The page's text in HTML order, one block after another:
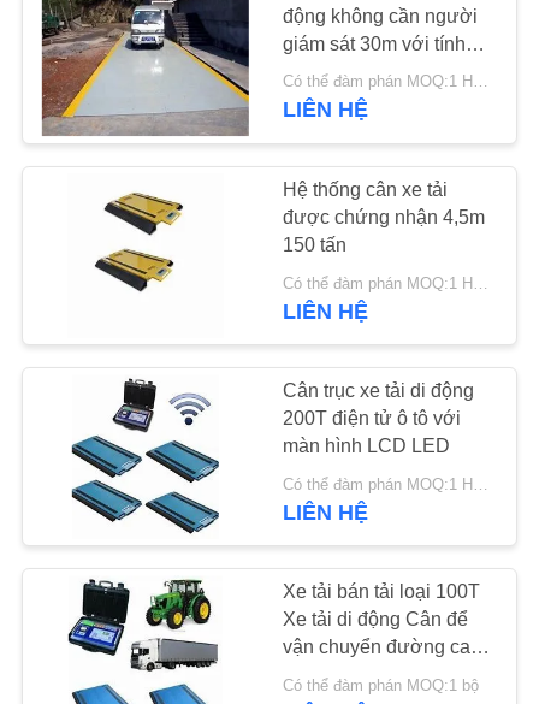
PRIVACY
POLICY
Cân xe tải trục
Hệ thống cân xe
10
Quy mô cẩu treo
11
động không cần người
giám sát 30m với tính
linh hoạt cao
Có thể đàm phán MOQ:1 HỆ THỐNG
LIÊN HỆ
Hệ thống cân xe tải
được chứng nhận 4,5m
150 tấn
LIÊN HỆ
Cân trục xe tải di động
200T điện tử ô tô với
màn hình LCD LED
Có thể đàm phán MOQ:1 HỆ THỐNG
LIÊN HỆ
Xe tải bán tải loại 100T
Xe tải di động Cân để
vận chuyển đường cao
tốc
Có thể đàm phán MOQ:1 bộ